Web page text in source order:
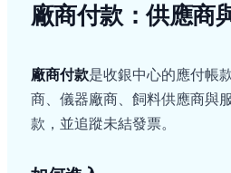
廠商付款：供應商
廠商付款是收銀中心的應付帳
商、儀器廠商、飼料供應商與
款，並追蹤未結發票。